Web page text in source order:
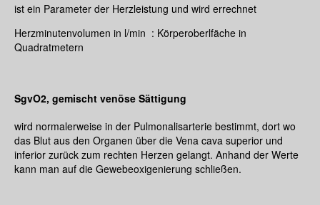
ist ein Parameter der Herzleistung und wird errechnet
Herzminutenvolumen in l/min : Körperoberlfäche in
Quadratmetern
SgvO2, gemischt venöse Sättigung
wird normalerweise in der Pulmonalisarterie bestimmt, dort wo
das Blut aus den Organen über die Vena cava superior und
inferior zurück zum rechten Herzen gelangt. Anhand der Werte
kann man auf die Gewebeoxigenierung schließen.